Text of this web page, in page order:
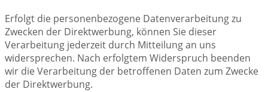
Erfolgt die personenbezogene Datenverarbeitung zu
Zwecken der Direktwerbung, können Sie dieser
Verarbeitung jederzeit durch Mitteilung an uns
widersprechen. Nach erfolgtem Widerspruch beenden
wir die Verarbeitung der betroffenen Daten zum Zwecke
der Direktwerbung.